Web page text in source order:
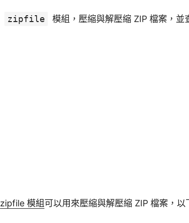
zipfile
模組，壓縮與解壓縮 ZIP 檔案，並
zipfile 模組可以用來壓縮與解壓縮 ZIP 檔案，以